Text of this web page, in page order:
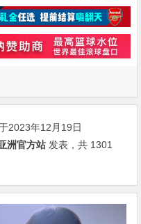
2023年12月19日
洲官方站 发表，共 1301